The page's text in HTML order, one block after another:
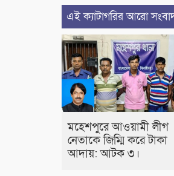
এই ক্যাটাগরির আরো
মহেশপুরে আওয়ামী লীগ
নেতাকে জিম্মি করে টাকা
আদায়: আটক ৩।